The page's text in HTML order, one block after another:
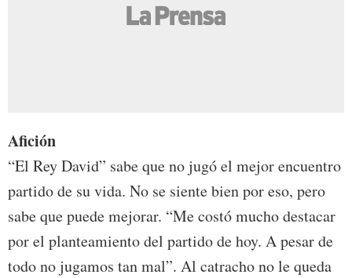
Afición
“El Rey David” sabe que no jugó el mejor encuentro
partido de su vida. No se siente bien por eso, pero
sabe que puede mejorar. “Me costó mucho destacar
por el planteamiento del partido de hoy. A pesar de
todo no jugamos tan mal”. Al catracho no le queda